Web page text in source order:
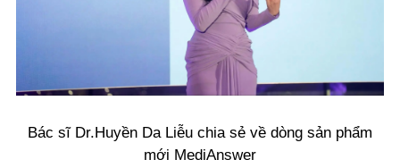
Bác sĩ Dr.Huyền Da Liễu chia sẻ về dòng sản phẩm
mới MediAnswer